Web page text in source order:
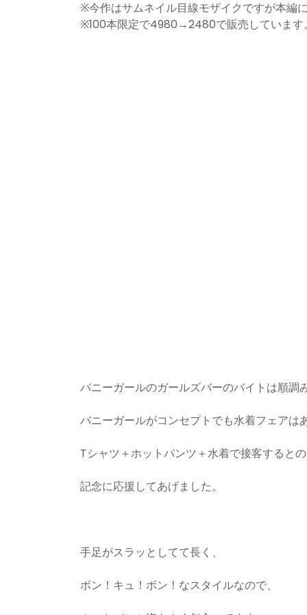
※今作はサムネイル目線モザイクですが本編
※100本限定で4980→2480で販売しています。
バニーガールのガールズバーのバイトは順調
バニーガールがコンセプトでも水着フェアは
Tシャツ＋ホットパンツ＋水着で接客するとの
記念に応援してあげました。
手足がスラッとしてて長く、
ボン！キュ！ボン！なスタイルなので、